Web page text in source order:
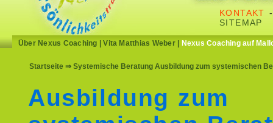
KONTAKT
SITEMAP
Über Nexus Coaching |Vita Matthias Weber| Nexus Coaching auf
Startseite ⇒ Systemische Beratung Ausbildung zum systemischen
Ausbildung zum